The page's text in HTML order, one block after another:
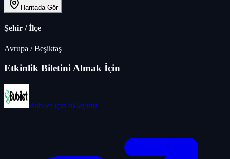
Haritada Gör
Şehir / İlçe
Avrupa /Beşiktaş
Etkinlik Biletini Almak İçin
Bubilet için tıklayınız